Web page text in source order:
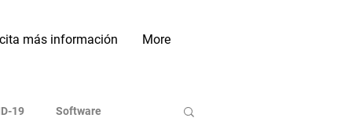
más información More
19 Software